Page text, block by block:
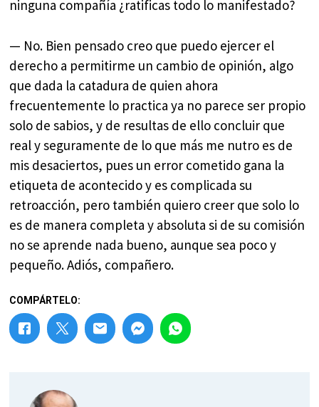
ninguna compañía ¿ratificas todo lo manifestado?
— No. Bien pensado creo que puedo ejercer el
derecho a permitirme un cambio de opinión, algo
que dada la catadura de quien ahora
frecuentemente lo practica ya no parece ser propio
solo de sabios, y de resultas de ello concluir que
real y seguramente de lo que más me nutro es de
mis desaciertos, pues un error cometido gana la
etiqueta de acontecido y es complicada su
retroacción, pero también quiero creer que solo lo
es de manera completa y absoluta si de su comisión
no se aprende nada bueno, aunque sea poco y
pequeño. Adiós, compañero.
COMPÁRTELO: